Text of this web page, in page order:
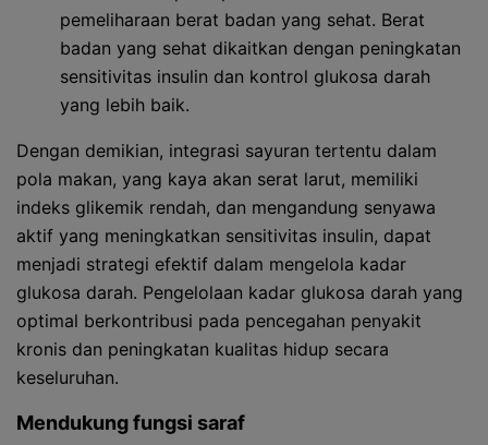
pemeliharaan berat badan yang sehat. Berat
badan yang sehat dikaitkan dengan peningkatan
sensitivitas insulin dan kontrol glukosa darah
yang lebih baik.
Dengan demikian, integrasi sayuran tertentu dalam
pola makan, yang kaya akan serat larut, memiliki
indeks glikemik rendah, dan mengandung senyawa
aktif yang meningkatkan sensitivitas insulin, dapat
menjadi strategi efektif dalam mengelola kadar
glukosa darah. Pengelolaan kadar glukosa darah yang
optimal berkontribusi pada pencegahan penyakit
kronis dan peningkatan kualitas hidup secara
keseluruhan.
Mendukung fungsi saraf